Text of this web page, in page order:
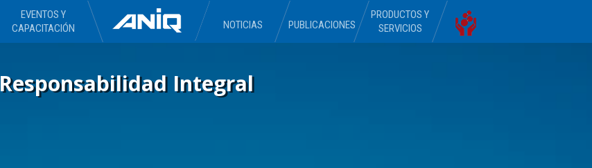
EVENTOS Y
CAPACITACIÓN
NOTICIAS PUBLICACIONES
PRODUCTOS Y
SERVICIOS
Responsabilidad Integral